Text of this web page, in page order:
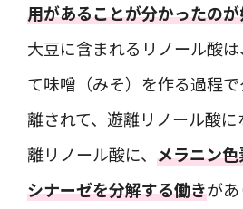
用があることが分かったの
大豆に含まれるリノール酸
て味噌（みそ）を作る過程
離されて、遊離リノール酸
離リノール酸に、 メラニン
シナーゼを分解する働きが